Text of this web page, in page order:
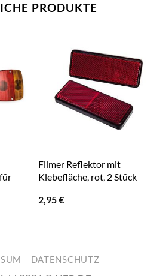
PRODUKTE
Filmer Reflektor mit
Klebefläche, rot, 2 Stück
2,95€
DATENSCHUTZ